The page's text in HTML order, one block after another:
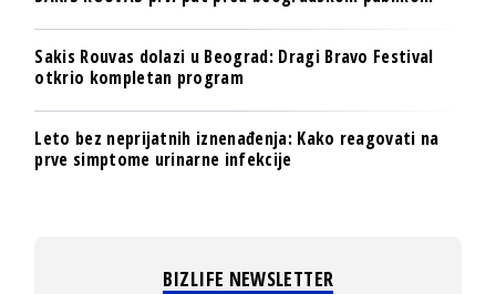
Sakis Rouvas dolazi u Beograd: Dragi Bravo Festival
otkrio kompletan program
Leto bez neprijatnih iznenađenja: Kako reagovati na
prve simptome urinarne infekcije
BIZLIFE NEWSLETTER